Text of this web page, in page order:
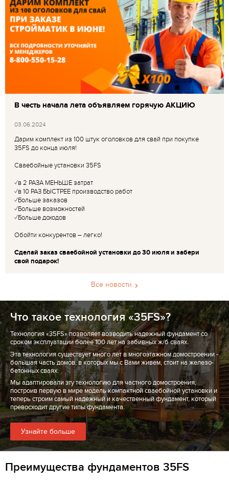
В честь начала лета объявляем горячую АКЦИЮ
03.06.2024
Дарим комплект из 100 штук оголовков для свай при покупке
35FS до конца июля!
Сваебойные установки 35FS
✓в 2 РАЗА МЕНЬШЕ затрат
✓в 10 РАЗ БЫСТРЕЕ производство работ
✓Больше заказов
✓Больше возможностей
✓Больше доходов
Обойти конкурентов – легко!
Сделай заказ сваебойной установки до 30 июля и забери
свой подарок!
Все новости
Что такое технология «35FS»?
Технология «35FS» позволяет возводить надежный фундамент со
сроком эксплуатации более 100 лет на забивных ж/б сваях.
Эта технология существует много лет в многоэтажном домостроении -
большая часть домов, в которых мы с Вами живем, стоит на железо-
бетонных сваях.
Мы адаптировали эту технологию для частного домостроения,
построив первую в мире модель компактной сваебойной установки и
теперь строим самый надежный и качественный фундамент, который
превосходит другие типы фундамента.
Узнайте больше
Преимущества фундаментов 35FS